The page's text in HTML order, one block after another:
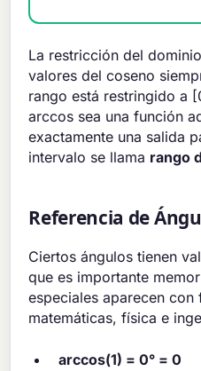
La restricción del
valores del coseno
rango está restringido a
arccos sea una función
exactamente una salida
intervalo se llama rango
Referencia de
Ciertos ángulos tienen
que es importante
especiales aparecen con
matemáticas, física e
arccos(1) = 0° = 0